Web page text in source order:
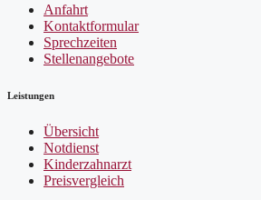
Anfahrt
Kontaktformular
Sprechzeiten
Stellenangebote
Leistungen
Übersicht
Notdienst
Kinderzahnarzt
Preisvergleich